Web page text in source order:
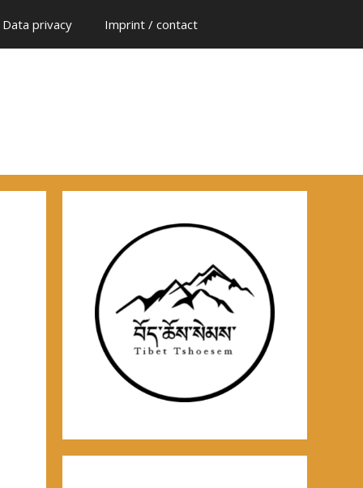
Data privacy Imprint / contact